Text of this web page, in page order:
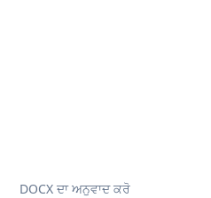
DOCX ਦਾ ਅਨੁਵਾਦ ਕਰੋ